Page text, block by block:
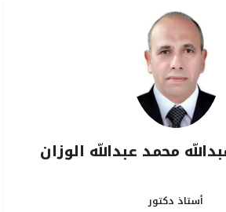
محمد عبدالله الوزان
أستاذ دكتور